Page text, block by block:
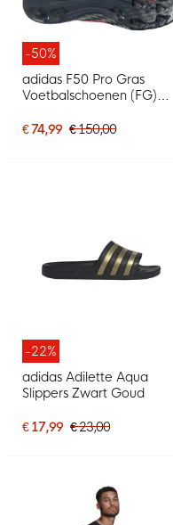
-50%
adidas F50 Pro Gras
Voetbalschoenen (FG)
€ 74,99 € 150,00
-22%
adidas Adilette Aqua
Slippers Zwart Goud
€ 17,99 € 23,00